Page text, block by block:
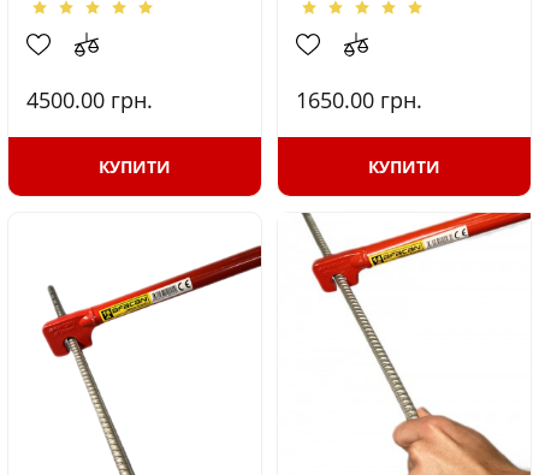
4500.00 грн.
КУПИТИ
1650.00 грн.
КУПИТИ